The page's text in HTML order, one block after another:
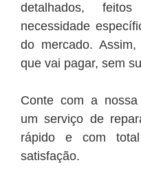
detalhados,
necessidade
do mercado.
que vai pagar, sem
Conte com a
um serviço de
rápido e com
satisfação.